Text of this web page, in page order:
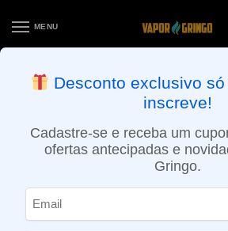
MENU
ENTREGA NO MESMO DIA EM SÃO
APROVADOS ATÉ 15:30 VIA
Desconto exclusivo
inscreve!
Cadastre-se e receba um
ofertas antecipadas e
Gringo.